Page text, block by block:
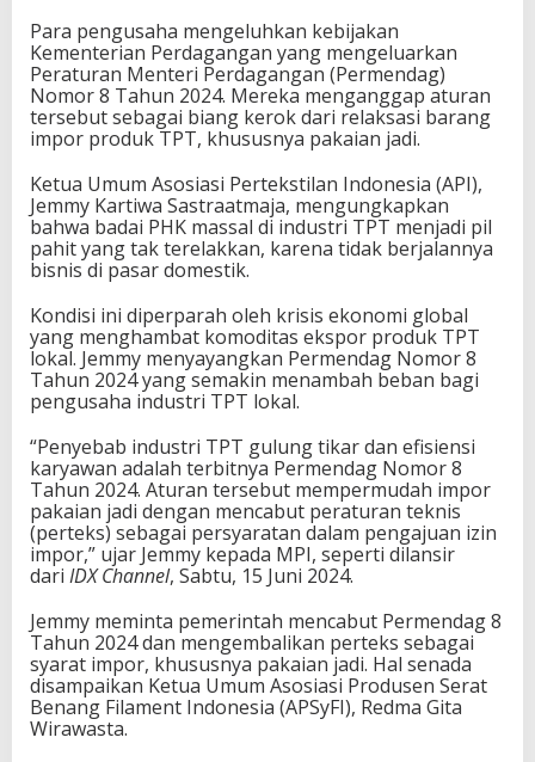
Para pengusaha mengeluhkan kebijakan
Kementerian Perdagangan yang mengeluarkan
Peraturan Menteri Perdagangan (Permendag)
Nomor 8 Tahun 2024. Mereka menganggap aturan
tersebut sebagai biang kerok dari relaksasi barang
impor produk TPT, khususnya pakaian jadi.
Ketua Umum Asosiasi Pertekstilan Indonesia (API),
Jemmy Kartiwa Sastraatmaja, mengungkapkan
bahwa badai PHK massal di industri TPT menjadi pil
pahit yang tak terelakkan, karena tidak berjalannya
bisnis di pasar domestik.
Kondisi ini diperparah oleh krisis ekonomi global
yang menghambat komoditas ekspor produk TPT
lokal. Jemmy menyayangkan Permendag Nomor 8
Tahun 2024 yang semakin menambah beban bagi
pengusaha industri TPT lokal.
“Penyebab industri TPT gulung tikar dan efisiensi
karyawan adalah terbitnya Permendag Nomor 8
Tahun 2024. Aturan tersebut mempermudah impor
pakaian jadi dengan mencabut peraturan teknis
(perteks) sebagai persyaratan dalam pengajuan izin
impor,” ujar Jemmy kepada MPI, seperti dilansir
dari IDX Channel, Sabtu, 15 Juni 2024.
Jemmy meminta pemerintah mencabut Permendag 8
Tahun 2024 dan mengembalikan perteks sebagai
syarat impor, khususnya pakaian jadi. Hal senada
disampaikan Ketua Umum Asosiasi Produsen Serat
Benang Filament Indonesia (APSyFI), Redma Gita
Wirawasta.